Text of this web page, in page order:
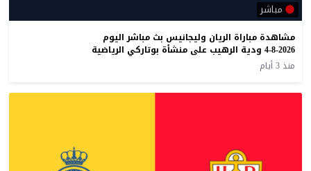
مباشر
مشاهدة مباراة الريان وليجانيس بث مباشر اليوم
4-8-2026 ودية الرهيب على منشأة بوتاركي الرياضية
منذ 3 أيام